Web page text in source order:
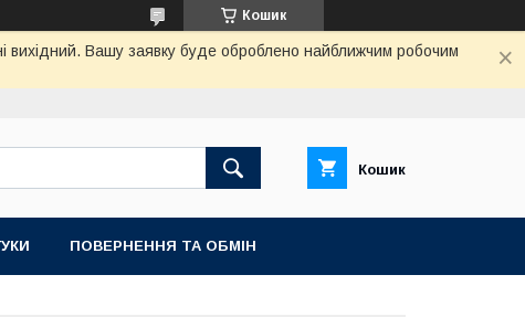
Кошик
вихідний. Вашу заявку буде оброблено найближчим робочим
Кошик
ПОВЕРНЕННЯ ТА ОБМIН